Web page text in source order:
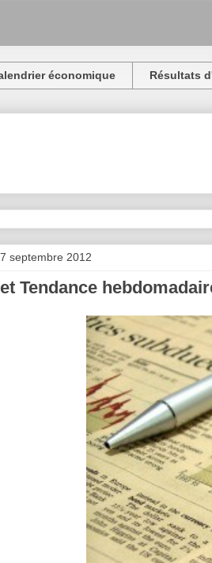
économique Résultats
septembre 2012
Tendance